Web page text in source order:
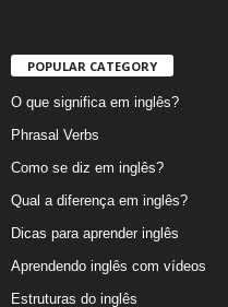
POPULAR CATEGORY
O que significa em inglês?
Phrasal Verbs
Como se diz em inglês?
Qual a diferença em inglês?
Dicas para aprender inglês
Aprendendo inglês com vídeos
Estruturas do inglês